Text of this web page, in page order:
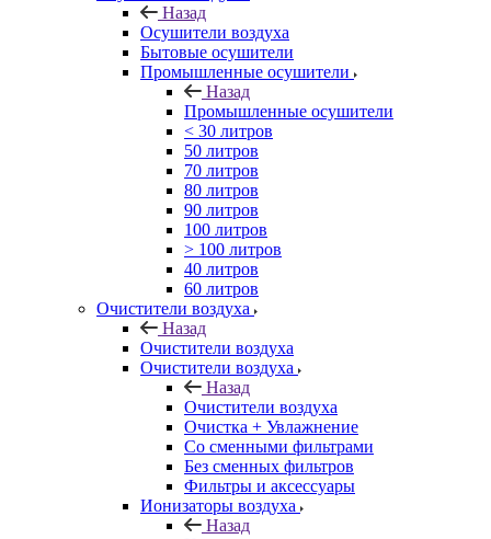
Назад
Осушители воздуха
Бытовые осушители
Промышленные осушители
Назад
Промышленные осушители
< 30 литров
50 литров
70 литров
80 литров
90 литров
100 литров
> 100 литров
40 литров
60 литров
Очистители воздуха
Назад
Очистители воздуха
Очистители воздуха
Назад
Очистители воздуха
Очистка + Увлажнение
Cо сменными фильтрами
Без сменных фильтров
Фильтры и аксессуары
Ионизаторы воздуха
Назад